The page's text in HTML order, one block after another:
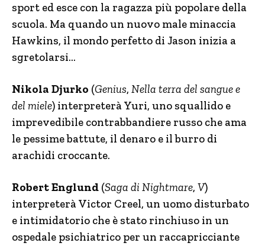
sport ed esce con la ragazza più popolare della
scuola. Ma quando un nuovo male minaccia
Hawkins, il mondo perfetto di Jason inizia a
sgretolarsi…
Nikola Djurko (Genius, Nella terra del sangue e
del miele) interpreterà Yuri, uno squallido e
imprevedibile contrabbandiere russo che ama
le pessime battute, il denaro e il burro di
arachidi croccante.
Robert Englund (Saga di Nightmare, V)
interpreterà Victor Creel, un uomo disturbato
e intimidatorio che è stato rinchiuso in un
ospedale psichiatrico per un raccapricciante